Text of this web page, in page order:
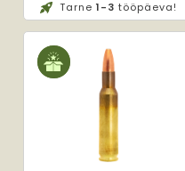
Tarne 1-3 tööpäeva!